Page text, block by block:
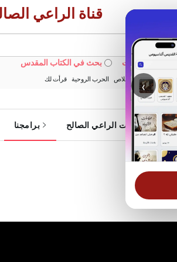
‹
قناة الراعي
في الويبسايت بحث في الكتاب المقدس
خبزنا اليومي الخلاص الحرب الروحية قرأت لك
خدمات الراعي الصالح برامجنا